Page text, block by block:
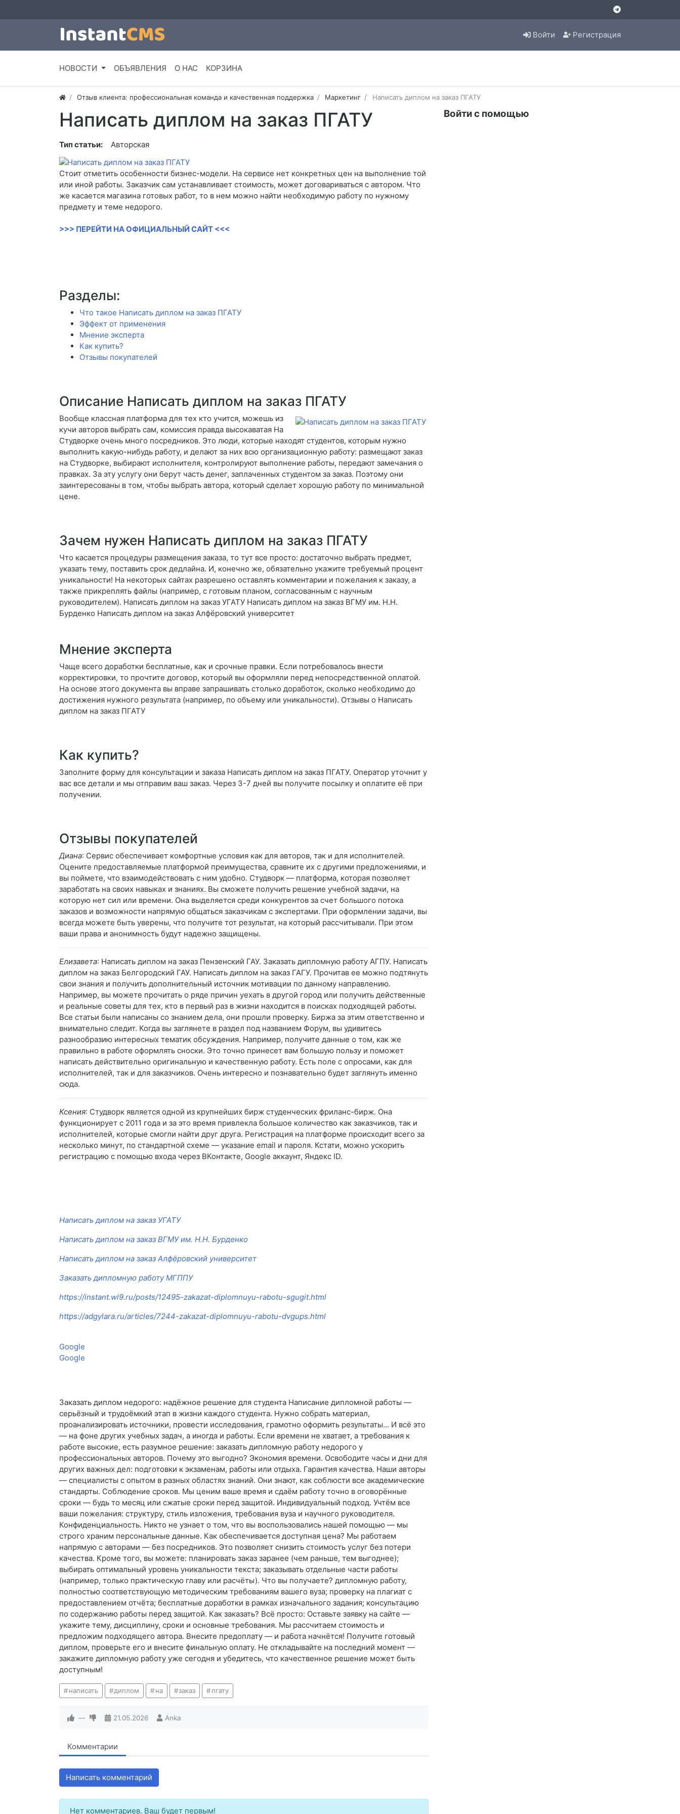
Войти Регистрация
НОВОСТИ ОБЪЯВЛЕНИЯ О НАС КОРЗИНА
Отзыв клиента: профессиональная команда и качественная поддержка Маркетинг Написать диплом на заказ ПГАТУ
Написать диплом на заказ ПГАТУ
Тип статьи: Авторская
Стоит отметить особенности бизнес-модели. На сервисе нет конкретных цен на выполнение той
или иной работы. Заказчик сам устанавливает стоимость, может договариваться с автором. Что
же касается магазина готовых работ, то в нем можно найти необходимую работу по нужному
предмету и теме недорого.
>>> ПЕРЕЙТИ НА ОФИЦИАЛЬНЫЙ САЙТ <<<
Разделы:
Что такое Написать диплом на заказ ПГАТУ
Эффект от применения
Мнение эксперта
Как купить?
Отзывы покупателей
Описание Написать диплом на заказ ПГАТУ
Вообще классная платформа для тех кто учится, можешь из
кучи авторов выбрать сам, комиссия правда высокаватая На
Студворке очень много посредников. Это люди, которые находят студентов, которым нужно
выполнить какую-нибудь работу, и делают за них всю организационную работу: размещают заказ
на Студворке, выбирают исполнителя, контролируют выполнение работы, передают замечания о
правках. За эту услугу они берут часть денег, заплаченных студентом за заказ. Поэтому они
заинтересованы в том, чтобы выбрать автора, который сделает хорошую работу по минимальной
цене.
Зачем нужен Написать диплом на заказ ПГАТУ
Что касается процедуры размещения заказа, то тут все просто: достаточно выбрать предмет,
указать тему, поставить срок дедлайна. И, конечно же, обязательно укажите требуемый процент
уникальности! На некоторых сайтах разрешено оставлять комментарии и пожелания к заказу, а
также прикреплять файлы (например, с готовым планом, согласованным с научным
руководителем). Написать диплом на заказ УГАТУ Написать диплом на заказ ВГМУ им. Н.Н.
Бурденко Написать диплом на заказ Алфёровский университет
Мнение эксперта
Чаще всего доработки бесплатные, как и срочные правки. Если потребовалось внести
корректировки, то прочтите договор, который вы оформляли перед непосредственной оплатой.
На основе этого документа вы вправе запрашивать столько доработок, сколько необходимо до
достижения нужного результата (например, по объему или уникальности). Отзывы о Написать
диплом на заказ ПГАТУ
Как купить?
Заполните форму для консультации и заказа Написать диплом на заказ ПГАТУ. Оператор уточнит у
вас все детали и мы отправим ваш заказ. Через 3-7 дней вы получите посылку и оплатите её при
получении.
Отзывы покупателей
Диана: Сервис обеспечивает комфортные условия как для авторов, так и для исполнителей.
Оцените предоставляемые платформой преимущества, сравните их с другими предложениями, и
вы поймете, что взаимодействовать с ним удобно. Студворк — платформа, которая позволяет
заработать на своих навыках и знаниях. Вы сможете получить решение учебной задачи, на
которую нет сил или времени. Она выделяется среди конкурентов за счет большого потока
заказов и возможности напрямую общаться заказчикам с экспертами. При оформлении задачи, вы
всегда можете быть уверены, что получите тот результат, на который рассчитывали. При этом
ваши права и анонимность будут надежно защищены.
Елизавета: Написать диплом на заказ Пензенский ГАУ. Заказать дипломную работу АГПУ. Написать
диплом на заказ Белгородский ГАУ. Написать диплом на заказ ГАГУ. Прочитав ее можно подтянуть
свои знания и получить дополнительный источник мотивации по данному направлению.
Например, вы можете прочитать о ряде причин уехать в другой город или получить действенные
и реальные советы для тех, кто в первый раз в жизни находится в поисках подходящей работы.
Все статьи были написаны со знанием дела, они прошли проверку. Биржа за этим ответственно и
внимательно следит. Когда вы заглянете в раздел под названием Форум, вы удивитесь
разнообразию интересных тематик обсуждения. Например, получите данные о том, как же
правильно в работе оформлять сноски. Это точно принесет вам большую пользу и поможет
написать действительно оригинальную и качественную работу. Есть поле с опросами, как для
исполнителей, так и для заказчиков. Очень интересно и познавательно будет заглянуть именно
сюда.
Ксения: Студворк является одной из крупнейших бирж студенческих фриланс-бирж. Она
функционирует с 2011 года и за это время привлекла большое количество как заказчиков, так и
исполнителей, которые смогли найти друг друга. Регистрация на платформе происходит всего за
несколько минут, по стандартной схеме — указание email и пароля. Кстати, можно ускорить
регистрацию с помощью входа через ВКонтакте, Google аккаунт, Яндекс ID.
Написать диплом на заказ УГАТУ
Написать диплом на заказ ВГМУ им. Н.Н. Бурденко
Написать диплом на заказ Алфёровский университет
Заказать дипломную работу МГППУ
https://instant.wl9.ru/posts/12495-zakazat-diplomnuyu-rabotu-sgugit.html
https://adgylara.ru/articles/7244-zakazat-diplomnuyu-rabotu-dvgups.html
Google
Google
Заказать диплом недорого: надёжное решение для студента Написание дипломной работы —
серьёзный и трудоёмкий этап в жизни каждого студента. Нужно собрать материал,
проанализировать источники, провести исследования, грамотно оформить результаты… И всё это
— на фоне других учебных задач, а иногда и работы. Если времени не хватает, а требования к
работе высокие, есть разумное решение: заказать дипломную работу недорого у
профессиональных авторов. Почему это выгодно? Экономия времени. Освободите часы и дни для
других важных дел: подготовки к экзаменам, работы или отдыха. Гарантия качества. Наши авторы
— специалисты с опытом в разных областях знаний. Они знают, как соблюсти все академические
стандарты. Соблюдение сроков. Мы ценим ваше время и сдаём работу точно в оговорённые
сроки — будь то месяц или сжатые сроки перед защитой. Индивидуальный подход. Учтём все
ваши пожелания: структуру, стиль изложения, требования вуза и научного руководителя.
Конфиденциальность. Никто не узнает о том, что вы воспользовались нашей помощью — мы
строго храним персональные данные. Как обеспечивается доступная цена? Мы работаем
напрямую с авторами — без посредников. Это позволяет снизить стоимость услуг без потери
качества. Кроме того, вы можете: планировать заказ заранее (чем раньше, тем выгоднее);
выбирать оптимальный уровень уникальности текста; заказывать отдельные части работы
(например, только практическую главу или расчёты). Что вы получаете? дипломную работу,
полностью соответствующую методическим требованиям вашего вуза; проверку на плагиат с
предоставлением отчёта; бесплатные доработки в рамках изначального задания; консультацию
по содержанию работы перед защитой. Как заказать? Всё просто: Оставьте заявку на сайте —
укажите тему, дисциплину, сроки и основные требования. Мы рассчитаем стоимость и
предложим подходящего автора. Внесите предоплату — и работа начнётся! Получите готовый
диплом, проверьте его и внесите финальную оплату. Не откладывайте на последний момент —
закажите дипломную работу уже сегодня и убедитесь, что качественное решение может быть
доступным!
написать диплом на заказ пгату
— 21.05.2026 Anka
Комментарии
Написать комментарий
Нет комментариев. Ваш будет первым!
Войти с помощью